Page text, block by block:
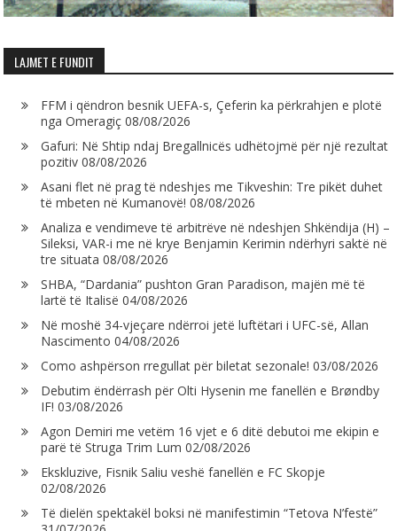
LAJMET E FUNDIT
FFM i qëndron besnik UEFA-s, Çeferin ka përkrahjen e plotë
nga Omeragiç 08/08/2026
Gafuri: Në Shtip ndaj Bregallnicës udhëtojmë për një rezultat
pozitiv 08/08/2026
Asani flet në prag të ndeshjes me Tikveshin: Tre pikët duhet
të mbeten në Kumanovë! 08/08/2026
Analiza e vendimeve të arbitrëve në ndeshjen Shkëndija (H) –
Sileksi, VAR-i me në krye Benjamin Kerimin ndërhyri saktë në
tre situata 08/08/2026
SHBA, “Dardania” pushton Gran Paradison, majën më të
lartë të Italisë 04/08/2026
Në moshë 34-vjeçare ndërroi jetë luftëtari i UFC-së, Allan
Nascimento 04/08/2026
Como ashpërson rregullat për biletat sezonale! 03/08/2026
Debutim ëndërrash për Olti Hysenin me fanellën e Brøndby
IF! 03/08/2026
Agon Demiri me vetëm 16 vjet e 6 ditë debutoi me ekipin e
parë të Struga Trim Lum 02/08/2026
Ekskluzive, Fisnik Saliu veshë fanellën e FC Skopje
02/08/2026
Të dielën spektakël boksi në manifestimin “Tetova N’festë”